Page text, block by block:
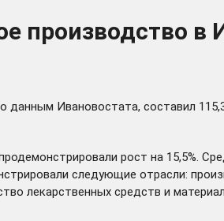
производство в
Ивановостата, составил
рост на 15,5%.
следующие отрасли:
лекарственных средств и